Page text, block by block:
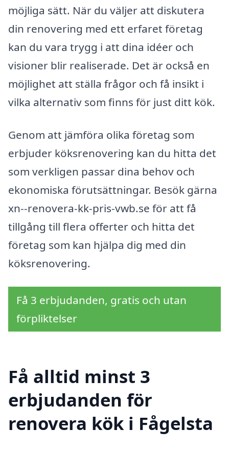
möjliga sätt. När du väljer att diskutera
din renovering med ett erfaret företag
kan du vara trygg i att dina idéer och
visioner blir realiserade. Det är också en
möjlighet att ställa frågor och få insikt i
vilka alternativ som finns för just ditt kök.
Genom att jämföra olika företag som
erbjuder köksrenovering kan du hitta det
som verkligen passar dina behov och
ekonomiska förutsättningar. Besök gärna
xn--renovera-kk-pris-vwb.se för att få
tillgång till flera offerter och hitta det
företag som kan hjälpa dig med din
köksrenovering.
Få 3 erbjudanden, gratis och utan
förpliktelser
Få alltid minst 3
erbjudanden för
renovera kök i Fågelsta